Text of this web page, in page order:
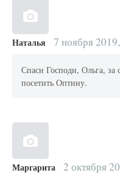
Наталья 7 ноября
Спаси Господи, Ольга, за
посетить Оптину.
Маргарита 2 октября